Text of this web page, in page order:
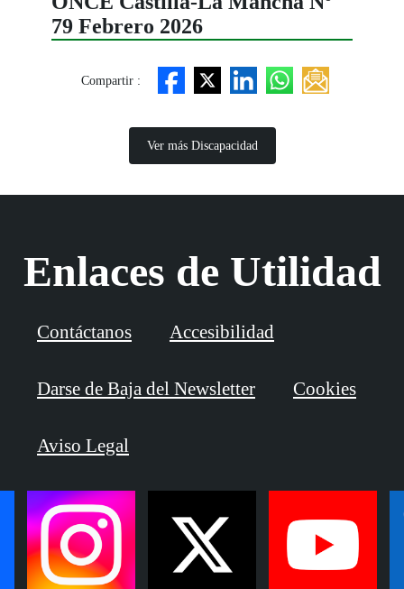
79 Febrero 2026
Compartir :
Ver más Discapacidad
Enlaces de Utilidad
Contáctanos Accesibilidad
Darse de Baja del Newsletter Cookies
Aviso Legal